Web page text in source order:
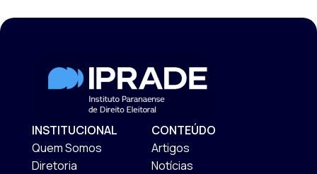
INSTITUCIONAL
Quem Somos
Diretoria
CONTEÚDO
Artigos
Notícias